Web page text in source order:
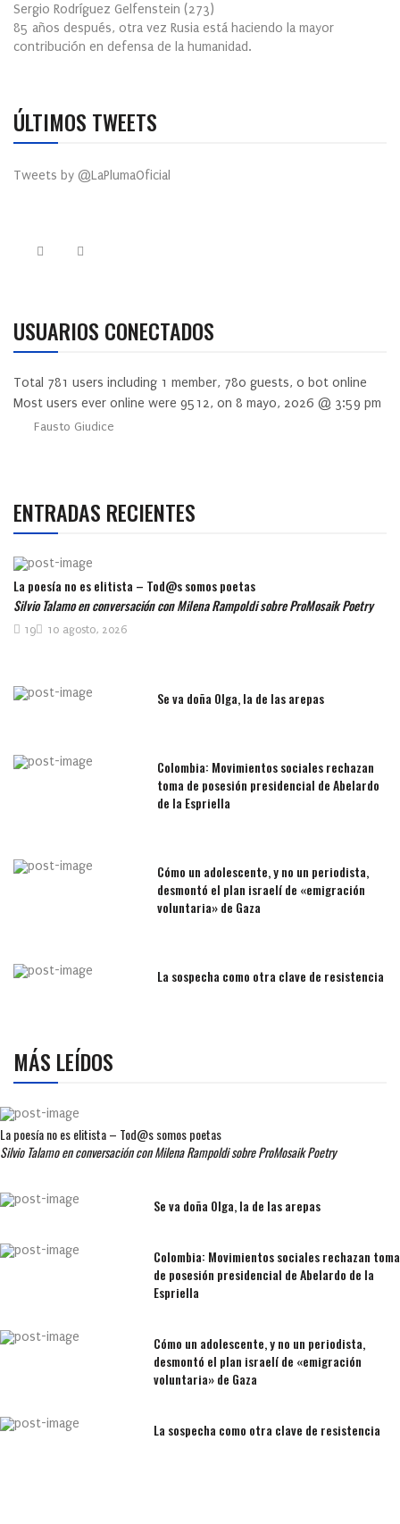
Sergio Rodríguez Gelfenstein (273)
85 años después, otra vez Rusia está haciendo la mayor
contribución en defensa de la humanidad.
ÚLTIMOS TWEETS
Tweets by @LaPlumaOficial
USUARIOS CONECTADOS
Total 781 users including 1 member, 780 guests, 0 bot online
Most users ever online were 9512, on 8 mayo, 2026 @ 3:59 pm
Fausto Giudice
ENTRADAS RECIENTES
La poesía no es elitista – Tod@s somos poetas
Silvio Talamo en conversación con Milena Rampoldi sobre ProMosaik Poetry
10 agosto, 2026
19
Se va doña Olga, la de las arepas
Colombia: Movimientos sociales rechazan
toma de posesión presidencial de Abelardo
de la Espriella
Cómo un adolescente, y no un periodista,
desmontó el plan israelí de «emigración
voluntaria» de Gaza
La sospecha como otra clave de resistencia
MÁS LEÍDOS
La poesía no es elitista – Tod@s somos poetas
Silvio Talamo en conversación con Milena Rampoldi sobre ProMosaik Poetry
Se va doña Olga, la de las arepas
Colombia: Movimientos sociales rechazan toma
de posesión presidencial de Abelardo de la
Espriella
Cómo un adolescente, y no un periodista,
desmontó el plan israelí de «emigración
voluntaria» de Gaza
La sospecha como otra clave de resistencia